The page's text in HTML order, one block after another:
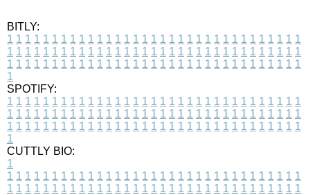
BITLY:
1 1 1 1 1 1 1 1 1 1 1 1 1 1 1 1 1 1 1 1 1 1 1 1 1 1 1 1 1 1 1 1 1
1 1 1 1 1 1 1 1 1 1 1 1 1 1 1 1 1 1 1 1 1 1 1 1 1 1 1 1 1 1 1 1 1
1 1 1 1 1 1 1 1 1 1 1 1 1 1 1 1 1 1 1 1 1 1 1 1 1 1 1 1 1 1 1 1 1
1
SPOTIFY:
1 1 1 1 1 1 1 1 1 1 1 1 1 1 1 1 1 1 1 1 1 1 1 1 1 1 1 1 1 1 1 1 1
1 1 1 1 1 1 1 1 1 1 1 1 1 1 1 1 1 1 1 1 1 1 1 1 1 1 1 1 1 1 1 1 1
1 1 1 1 1 1 1 1 1 1 1 1 1 1 1 1 1 1 1 1 1 1 1 1 1 1 1 1 1 1 1 1 1
1
CUTTLY BIO:
1
1 1 1 1 1 1 1 1 1 1 1 1 1 1 1 1 1 1 1 1 1 1 1 1 1 1 1 1 1 1 1 1 1
1 1 1 1 1 1 1 1 1 1 1 1 1 1 1 1 1 1 1 1 1 1 1 1 1 1 1 1 1 1 1 1 1